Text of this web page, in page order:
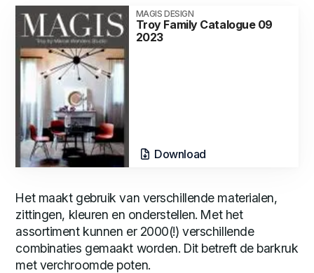
MAGIS DESIGN
Troy Family Catalogue 09
2023
Download
Het maakt gebruik van verschillende materialen,
zittingen, kleuren en onderstellen. Met het
assortiment kunnen er 2000(!) verschillende
combinaties gemaakt worden. Dit betreft de barkruk
met verchroomde poten.